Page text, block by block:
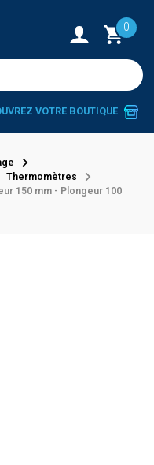
0
VOTRE BOUTIQUE
Thermomètres
150 mm - Plongeur 100